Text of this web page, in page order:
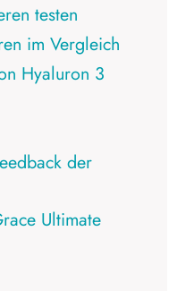
testen
im Vergleich
Hyaluron 3
der
Ultimate